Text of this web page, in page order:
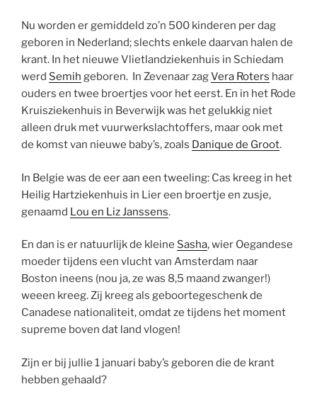
Nu worden er gemiddeld zo’n 500 kinderen per dag
geboren in Nederland; slechts enkele daarvan halen de
krant. In het nieuwe Vlietlandziekenhuis in Schiedam
werd Semih geboren. In Zevenaar zagVera Roters haar
ouders en twee broertjes voor het eerst. En in het Rode
Kruisziekenhuis in Beverwijk was het gelukkig niet
alleen druk met vuurwerkslachtoffers, maar ook met
de komst van nieuwe baby’s, zoals Danique de Groot.
In Belgie was de eer aan een tweeling: Cas kreeg in het
Heilig Hartziekenhuis in Lier een broertje en zusje,
genaamd Lou en Liz Janssens.
En dan is er natuurlijk de kleine Sasha, wier Oegandese
moeder tijdens een vlucht van Amsterdam naar
Boston ineens (nou ja, ze was 8,5 maand zwanger!)
weeen kreeg. Zij kreeg als geboortegeschenk de
Canadese nationaliteit, omdat ze tijdens het moment
supreme boven dat land vlogen!
Zijn er bij jullie 1 januari baby’s geboren die de krant
hebben gehaald?